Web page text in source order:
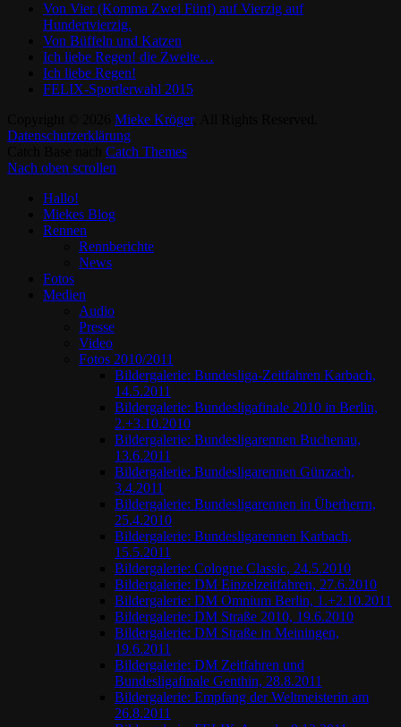
Von Vier (Komma Zwei Fünf) auf Vierzig auf
Hundertvierzig.
Von Büffeln und Katzen
Ich liebe Regen! die Zweite…
Ich liebe Regen!
FELIX-Sportlerwahl 2015
Mieke Kröger. All Rights Reserved.
Datenschutzerklärung
Catch Themes
Nach oben scrollen
Hallo!
Miekes Blog
Rennen
Rennberichte
News
Fotos
Medien
Audio
Presse
Video
Fotos 2010/2011
Bildergalerie: Bundesliga-Zeitfahren Karbach,
14.5.2011
Bildergalerie: Bundesligafinale 2010 in Berlin,
2.+3.10.2010
Bildergalerie: Bundesligarennen Buchenau,
13.6.2011
Bildergalerie: Bundesligarennen Günzach,
3.4.2011
Bildergalerie: Bundesligarennen in Überherrn,
25.4.2010
Bildergalerie: Bundesligarennen Karbach,
15.5.2011
Bildergalerie: Cologne Classic, 24.5.2010
Bildergalerie: DM Einzelzeitfahren, 27.6.2010
Bildergalerie: DM Omnium Berlin, 1.+2.10.2011
Bildergalerie: DM Straße 2010, 19.6.2010
Bildergalerie: DM Straße in Meiningen,
19.6.2011
Bildergalerie: DM Zeitfahren und
Bundesligafinale Genthin, 28.8.2011
Bildergalerie: Empfang der Weltmeisterin am
26.8.2011